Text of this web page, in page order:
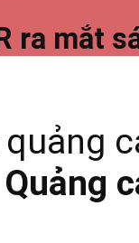
ra mắt
Quảng